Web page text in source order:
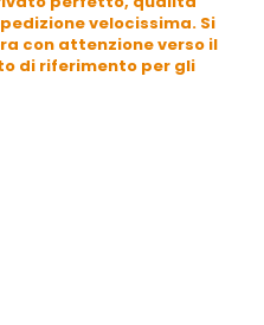
velocissima. Si
con attenzione verso il
di riferimento per gli